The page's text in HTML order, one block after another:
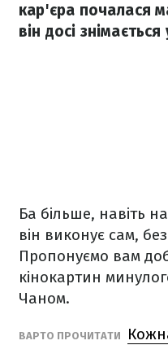
кар'єра почалася
він досі
Ба більше, навіть
він виконує сам,
Пропонуємо вам
кінокартин
Чаном.
ВАРТО ПРОЧИТАТИ